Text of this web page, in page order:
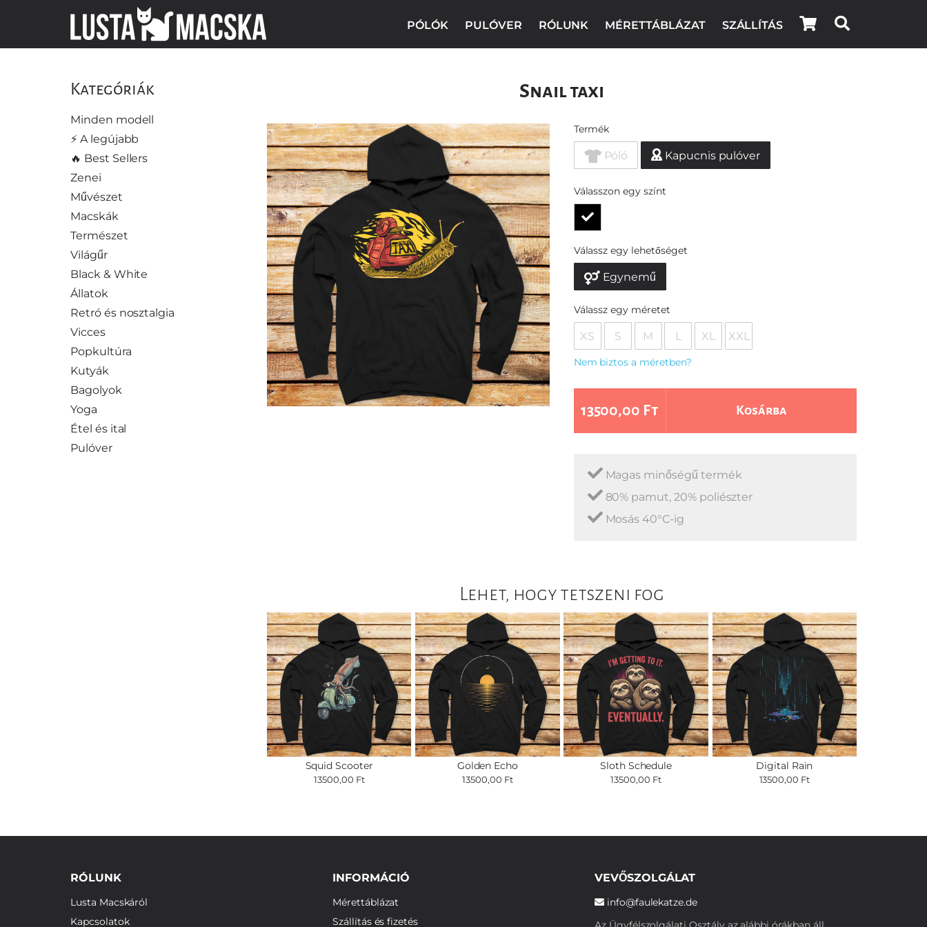
PÓLÓK PULÓVER RÓLUNK MÉRETTÁBLÁZAT SZÁLLÍTÁS
Kategóriák
Minden modell
⚡️ A legújabb
🔥 Best Sellers
Zenei
Művészet
Macskák
Természet
Világűr
Black & White
Állatok
Retró és nosztalgia
Vicces
Popkultúra
Kutyák
Bagolyok
Yoga
Étel és ital
Pulóver
Snail taxi
Termék
Póló Kapucnis pulóver
Válasszon egy színt
Válassz egy lehetőséget
Egynemű
Válassz egy méretet
XS S M L XL XXL
Nem biztos a méretben?
13500,00 Ft Kosárba
Magas minőségű termék
80% pamut, 20% poliészter
Mosás 40°C-ig
Lehet, hogy tetszeni fog
Squid Scooter
13500,00 Ft
Golden Echo
13500,00 Ft
Sloth Schedule
13500,00 Ft
Digital Rain
13500,00 Ft
RÓLUNK
Lusta Macskáról
Kapcsolatok
INFORMÁCIÓ
Mérettáblázat
Szállítás és fizetés
VEVŐSZOLGÁLAT
info@faulekatze.de